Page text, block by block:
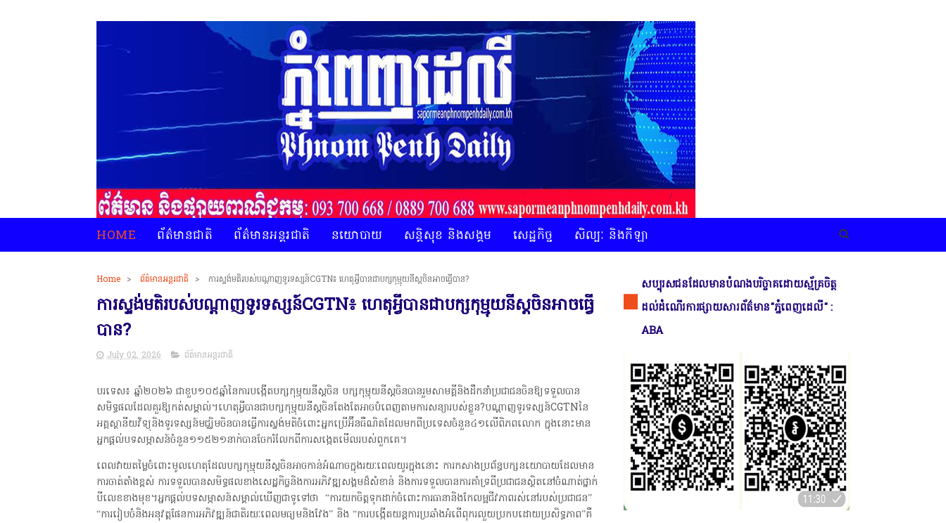
HOME ព័ត៌មានជាតិ ព័ត៌មានអន្តរជាតិ នយោបាយ សន្តិសុខ និងសង្គម សេដ្ឋកិច្ច សិល្បៈ និងកីឡា
Home > ព័ត៌មានអន្តរជាតិ > ការស្ទង់មតិរបស់បណ្តាញ​ទូរទស្សន៍​CGTN៖ ​ហេតុអ្វី​បាន​ជា​បក្ស​កុម្មុយនីស្ត​ចិន​អាច​ធ្វើ​បាន​?
ការស្ទង់មតិរបស់បណ្តាញ​ទូរទស្សន៍​CGTN៖ ​ហេតុអ្វី​បាន​ជា​បក្ស​កុម្មុយនីស្ត​ចិន​អាច​ធ្វើ​
បាន​?
July 02, 2026 ព័ត៌មានអន្តរជាតិ
បរទេស៖ ឆ្នាំ​២០២៦ ​ជា​ខួប​១០៥​ឆ្នាំ​នៃ​ការបង្កើត​បក្សកុម្មុយនីស្ត​ចិន​ ​បក្ស​កុម្មុយនីស្តចិន​បាន​រួម​សាមគ្គី​និង​ដឹកនាំ​ប្រជាជន​ចិន​ឱ្យ​ទទួលបាន​
សមិទ្ធផល​ដែល​គួរឱ្យ​កត់សម្គាល់​។​ហេតុអ្វីបាន​ជា​បក្ស​កុម្មុយនីស្ត​ចិន​តែងតែ​អាច​បំពេញតាមការ​សន្យារបស់ខ្លួន?​បណ្តាញ​ទូរទស្សន៍​CGTNនៃ​
អគ្គស្ថានីយ​វិទ្យុនិងទូរទស្សន៍​មជ្ឈិម​ចិន​បាន​ធ្វើ​ការស្ទង់មតិ​ចំពោះ​អ្នក​ប្រើអ៊ីនធឺណិត​ដែល​មកពី​ប្រទេស​ចំនួន​៤១​លើ​ពិភពលោក ក្នុង​នោះ​មាន​
អ្នកផ្តល់​បទ​សម្ភាសន៍​ចំនួន១១៥២១នាក់​បានចែករំលែក​ពី​ការសង្កេតមើល​របស់ពួកគេ។​
ពេល​វាយតម្លៃ​ចំពោះ​មូលហេតុ​ដែល​បក្ស​កុម្មុយនីស្តចិន​អាច​កាន់​អំណាច​ក្នុងរយៈពេល​យូរក្នុងនោះ​ ការ​កសាង​ប្រព័ន្ធ​បក្សនយោបាយ​ដែល​មាន​
ការ​ចាត់​តាំង​​ខ្ពស់​ ​ការ​ទទួលបាន​សមិទ្ធផល​ខាង​សេដ្ឋកិច្ច​និង​ការ​អភិវឌ្ឍ​សង្គម​ដ៏សំខាន់​ ​និង​ការ​ទទួល​បាន​ការ​គាំទ្រ​ពី​ប្រជាជន​ស្ថិត​នៅ​ចំណាត់ថ្នាក់​
បី​លេខ​ខាង​មុខ​។​អ្នក​ផ្តល់​បទសម្ភាសន៍​​សម្គាល់ឃើញ​​ជាទូទៅថា​ ​ “ការ​យកចិត្តទុកដាក់​ចំពោះ​ការ​ធានា​និងកែលម្អជីវភាពរស់នៅរបស់ប្រជាជន”
“ការរៀបចំ​និង​អនុវត្ត​ផែនការអភិវឌ្ឍន៍ជាតិ​រយៈពេលមធ្យម​និងវែង” និង “ការបង្កើតយន្តការប្រឆាំងអំពើពុករលួយប្រកបដោយប្រសិទ្ធភាព”​គឺ​
សប្បុរសជនដែលមានបំណងបរិច្ចាគដោយស្ម័គ្រចិត្ត
ដល់ដំណើរការផ្សាយសារព័ត៌មាន"ភ្នំពេញដេលី" :
ABA